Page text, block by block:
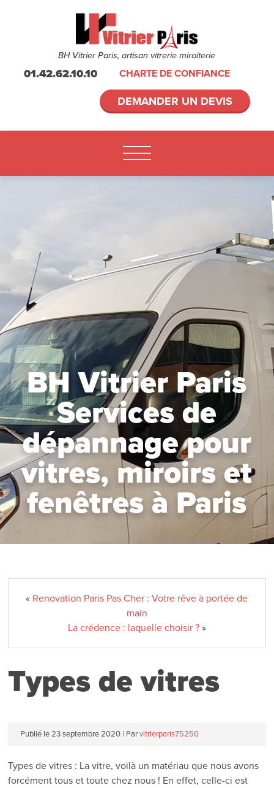
BH Vitrier Paris, artisan vitrerie miroiterie
01.42.62.10.10 CHARTE DE CONFIANCE
DEMANDER UN DEVIS
BH Vitrier Paris
Services de
dépannage pour
vitres, miroirs et
fenêtres à Paris
« Renovation Paris Pas Cher : Votre rêve à portée de
main
La crédence : laquelle choisir ?»
Types de vitres
Publié le 23 septembre 2020 | Par vitrierparis75250
Types de vitres : La vitre, voilà un matériau que nous avons
forcément tous et toute chez nous ! En effet, celle-ci est